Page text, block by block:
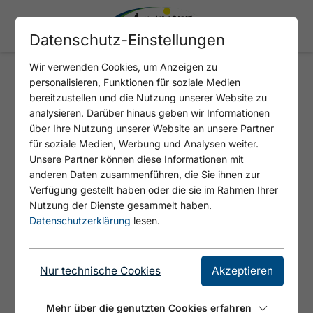
PENSION ENGLHOF
Datenschutz-Einstellungen
Wir verwenden Cookies, um Anzeigen zu
personalisieren, Funktionen für soziale Medien
bereitzustellen und die Nutzung unserer Website zu
analysieren. Darüber hinaus geben wir Informationen
über Ihre Nutzung unserer Website an unsere Partner
für soziale Medien, Werbung und Analysen weiter.
Unsere Partner können diese Informationen mit
anderen Daten zusammenführen, die Sie ihnen zur
Verfügung gestellt haben oder die sie im Rahmen Ihrer
Nutzung der Dienste gesammelt haben.
Datenschutzerklärung lesen.
Nur technische Cookies Akzeptieren
Mehr über die genutzten Cookies erfahren